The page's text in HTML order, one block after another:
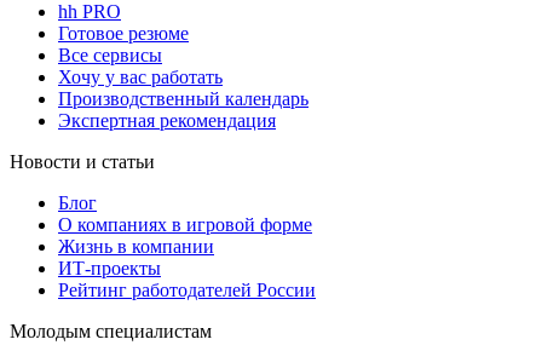
hh PRO
Готовое резюме
Все сервисы
Хочу у вас работать
Производственный календарь
Экспертная рекомендация
Новости и статьи
Блог
О компаниях в игровой форме
Жизнь в компании
ИТ-проекты
Рейтинг работодателей России
Молодым специалистам